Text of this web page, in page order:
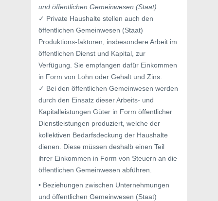
und öffentlichen Gemeinwesen (Staat)
✓ Private Haushalte stellen auch den
öffentlichen Gemeinwesen (Staat)
Produktions-faktoren, insbesondere Arbeit im
öffentlichen Dienst und Kapital, zur
Verfügung. Sie empfangen dafür Einkommen
in Form von Lohn oder Gehalt und Zins.
✓ Bei den öffentlichen Gemeinwesen werden
durch den Einsatz dieser Arbeits- und
Kapitalleistungen Güter in Form öffentlicher
Dienstleistungen produziert, welche der
kollektiven Bedarfsdeckung der Haushalte
dienen. Diese müssen deshalb einen Teil
ihrer Einkommen in Form von Steuern an die
öffentlichen Gemeinwesen abführen.
• Beziehungen zwischen Unternehmungen
und öffentlichen Gemeinwesen (Staat)